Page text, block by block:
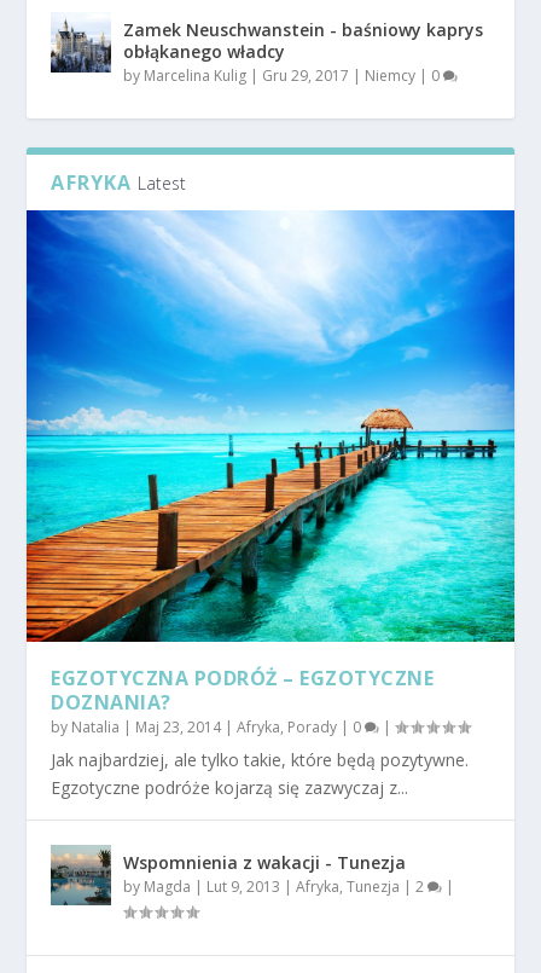
Zamek Neuschwanstein - baśniowy kaprys
obłąkanego władcy
by Marcelina Kulig | Gru 29, 2017 | Niemcy | 0
AFRYKA Latest
EGZOTYCZNA PODRÓŻ – EGZOTYCZNE
DOZNANIA?
by Natalia Maj 23, 2014|Afryka, Porady 0 |
Jak najbardziej, ale tylko takie, które będą pozytywne.
Egzotyczne podróże kojarzą się zazwyczaj z...
Wspomnienia z wakacji - Tunezja
by Magda Lut 9, 2013 |Afryka,Tunezja |2